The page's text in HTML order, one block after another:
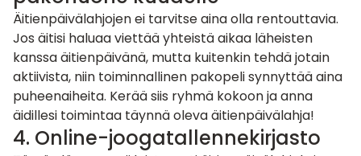
Äitienpäivälahjojen ei tarvitse aina olla rentouttavia.
Jos äitisi haluaa viettää yhteistä aikaa läheisten
kanssa äitienpäivänä, mutta kuitenkin tehdä jotain
aktiivista, niin toiminnallinen pakopeli synnyttää aina
puheenaiheita. Kerää siis ryhmä kokoon ja anna
äidillesi toimintaa täynnä olevaäitienpäivälahja!
4. Online-joogatallennekirjasto